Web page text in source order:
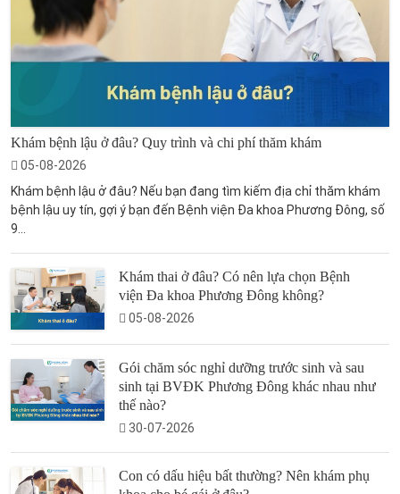
Khám bệnh lậu ở đâu? Quy trình và chi phí thăm khám
05-08-2026
Khám bệnh lậu ở đâu? Nếu bạn đang tìm kiếm địa chỉ thăm khám
bệnh lậu uy tín, gợi ý bạn đến Bệnh viện Đa khoa Phương Đông, số
9...
Khám thai ở đâu? Có nên lựa chọn Bệnh
viện Đa khoa Phương Đông không?
05-08-2026
Gói chăm sóc nghỉ dưỡng trước sinh và sau
sinh tại BVĐK Phương Đông khác nhau như
thế nào?
30-07-2026
Con có dấu hiệu bất thường? Nên khám phụ